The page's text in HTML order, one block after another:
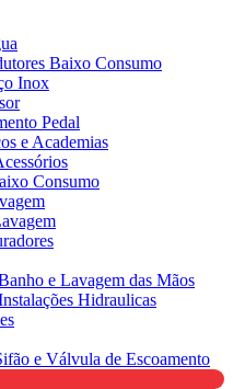
Baixo Consumo
Inox
Pedal
e Academias
Consumo
e Lavagem das Mãos
Hidraulicas
e Válvula de Escoamento